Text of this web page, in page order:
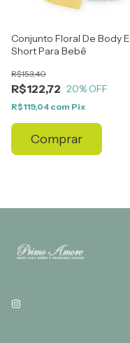
Conjunto Floral De Body E
Short Para Bebê
R$122,72
R$153,40
20% OFF
R$119,04 com Pix
Comprar